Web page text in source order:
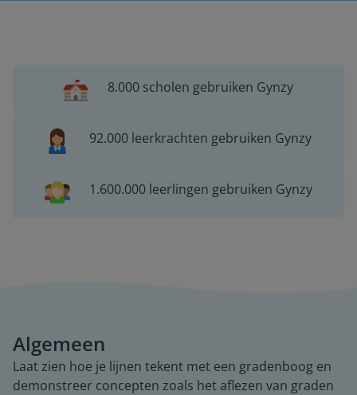
8.000 scholen gebruiken Gynzy
92.000 leerkrachten gebruiken Gynzy
1.600.000 leerlingen gebruiken Gynzy
Algemeen
Laat zien hoe je lijnen tekent met een gradenboog en
demonstreer concepten zoals het aflezen van graden